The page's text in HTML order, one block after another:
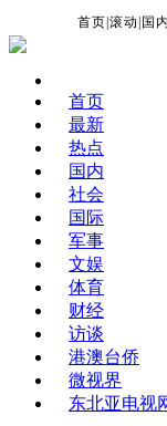
首页 |滚动 国内
首页
最新
热点
国内
社会
国际
军事
文娱
体育
财经
访谈
港澳台侨
微视界
东北亚电视